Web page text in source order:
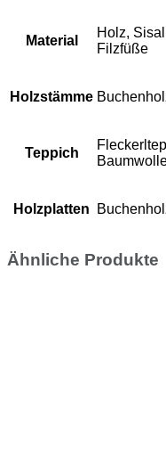
Material
Holz,
Filzfüße
Holzstämme
Teppich
Holzplatten
Ähnliche Produkte